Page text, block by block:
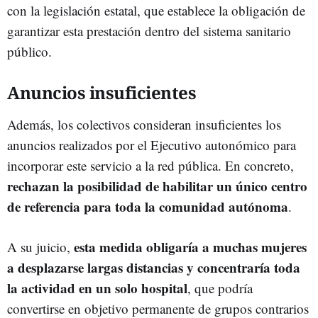
con la legislación estatal, que establece la obligación de
garantizar esta prestación dentro del sistema sanitario
público.
Anuncios insuficientes
Además, los colectivos consideran insuficientes los
anuncios realizados por el Ejecutivo autonómico para
incorporar este servicio a la red pública. En concreto,
rechazan la posibilidad de habilitar un único centro
de referencia para toda la comunidad autónoma.
A su juicio, esta medida obligaría a muchas mujeres
a desplazarse largas distancias y concentraría toda
la actividad en un solo hospital, que podría
convertirse en objetivo permanente de grupos contrarios